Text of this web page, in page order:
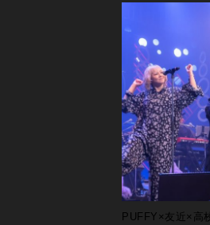
PUFFY×友近×高